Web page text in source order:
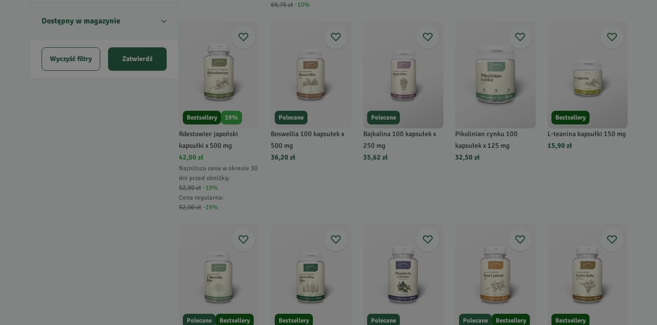
Dostępny w magazynie
Wyczyść filtry Zatwierdź
69,75 zł -10%
Bestsellery 19%
Rdestowiec japoński
kapsułki x 500 mg
42,00 zł
Najniższa cena w okresie 30
dni przed obniżką:
52,00 zł -19%
Cena regularna:
52,00 zł -19%
Polecane
Boswellia 100 kapsułek x
500 mg
36,20 zł
Polecane
Bajkalina 100 kapsułek x
250 mg
35,62 zł
Pikolinian cynku 100
kapsułek x 125 mg
32,50 zł
Bestsellery
L-teanina kapsułki 150 mg
15,90 zł
Polecane Bestsellery Bestsellery Polecane Polecane Bestsellery Bestsellery